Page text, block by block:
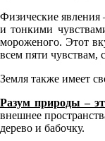
Физические явления
и тонкими
мороженого. Этот
всем пяти чувствам,
Земля также имеет
Разум природы –
внешнее
дерево и бабочку.